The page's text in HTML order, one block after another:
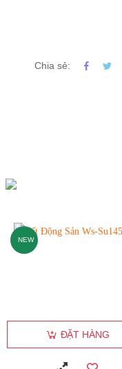
Chia sẻ:
NEW
ĐẶT HÀNG